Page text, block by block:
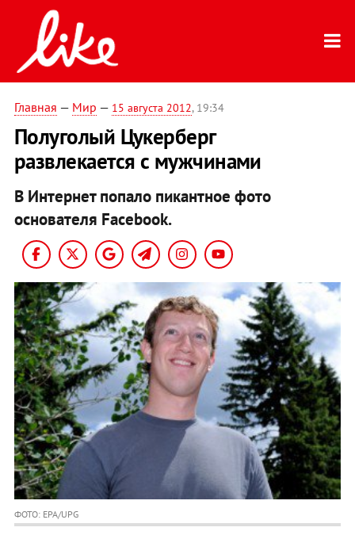
Главная — Мир — 15 августа 2012, 19:34
Полуголый Цукерберг
развлекается с мужчинами
В Интернет попало пикантное фото
основателя Facebook.
ФОТО: EPA/UPG